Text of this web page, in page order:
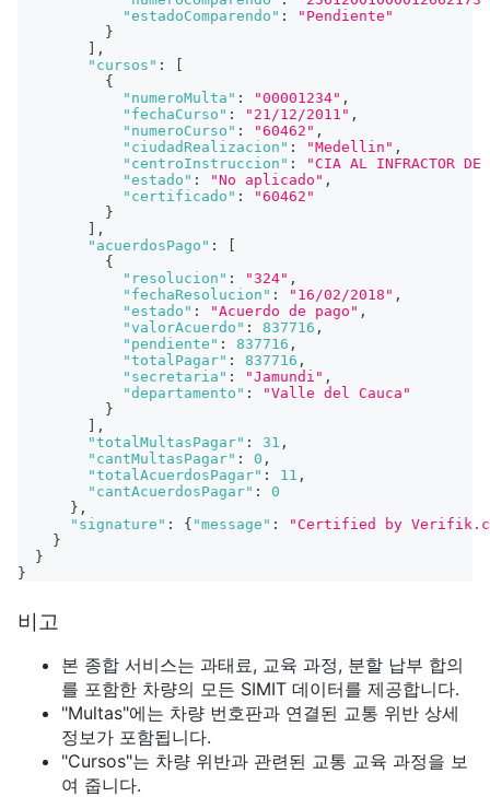
"estadoComparendo" :
"Pendiente"
}
,
"cursos" :
{
"numeroMulta" : "00001234" ,
"fechaCurso" : "21/12/2011" ,
"numeroCurso" : "60462" ,
"ciudadRealizacion" : "Medellin" ,
"centroInstruccion" :
"CIA AL INFRACTOR DE
"estado" : "No aplicado" ,
"certificado" :
"60462"
}
,
"acuerdosPago" :
{
"resolucion" : "324" ,
"fechaResolucion" : "16/02/2018" ,
"estado" : "Acuerdo de pago" ,
"valorAcuerdo" : 837716 ,
"pendiente" : 837716 ,
"totalPagar" : 837716 ,
"secretaria" : "Jamundi" ,
"departamento" :
"Valle del Cauca"
}
,
"totalMultasPagar" : 31 ,
"cantMultasPagar" : 0 ,
"totalAcuerdosPagar" : 11 ,
"cantAcuerdosPagar" :
0
} ,
"signature" : { "message" :
"Certified by
}
}
}
비고
본 종합 서비스는 과태료, 교육 과정, 분할 납부 합의
를 포함한 차량의 모든 SIMIT 데이터를 제공합니다.
"Multas"에는 차량 번호판과 연결된 교통 위반 상세
정보가 포함됩니다.
"Cursos"는 차량 위반과 관련된 교통 교육 과정을 보
여 줍니다.